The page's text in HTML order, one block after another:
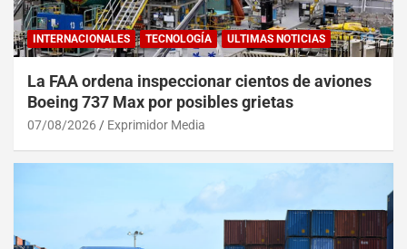
INTERNACIONALES TECNOLOGÍA ULTIMAS NOTICIAS
La FAA ordena inspeccionar cientos de aviones
Boeing 737 Max por posibles grietas
07/08/2026 Exprimidor Media